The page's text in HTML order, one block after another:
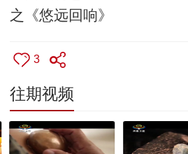
之《悠远回响》
3
往期视频